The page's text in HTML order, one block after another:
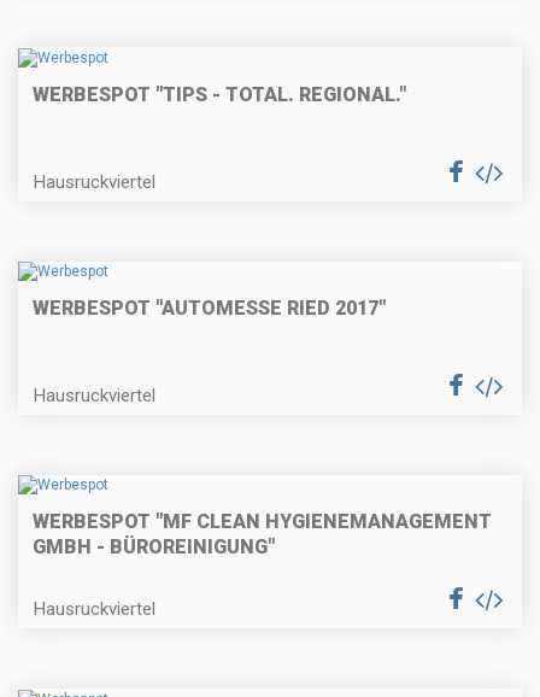
WERBESPOT "TIPS - TOTAL. REGIONAL."
Hausruckviertel
WERBESPOT "AUTOMESSE RIED 2017"
Hausruckviertel
WERBESPOT "MF CLEAN HYGIENEMANAGEMENT
GMBH - BÜROREINIGUNG"
Hausruckviertel